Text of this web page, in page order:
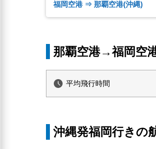
福岡空港 ⇒ 那覇空港(沖縄)
那覇空港→福岡空
平均飛行時間
沖縄発福岡行きの